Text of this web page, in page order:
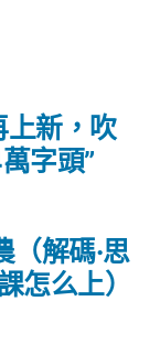
（解碼·思
怎么上）
上新，吹
字頭”